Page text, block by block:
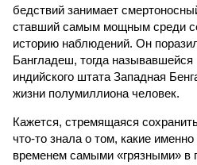
бедствий занимает
ставший самым мощным среди
историю наблюдений. Он
Бангладеш, тогда
индийского штата Западная
жизни полумиллиона человек.
Кажется, стремящаяся
что-то знала о том, какие
временем самыми «грязными» в